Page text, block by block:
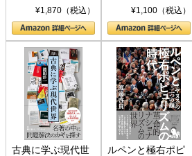
トランプとBRICS
の挑戦
¥1,870（税込）
下、ソ連参戦、そ
して聖断 (PHP新
書)
¥1,100（税込）
古典に学ぶ現代世
ルペンと極右ポピ